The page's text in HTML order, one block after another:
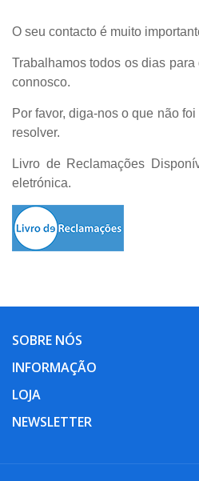
O seu contacto é muito
Trabalhamos todos os dias
connosco.
Por favor, diga-nos o que não
resolver.
Livro de Reclamações
eletrónica.
SOBRE NÓS
INFORMAÇÃO
LOJA
NEWSLETTER